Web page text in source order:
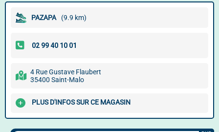
PAZAPA (9.9 km)
4 Rue Gustave Flaubert
35400 Saint-Malo
PLUS D'INFOS SUR CE MAGASIN